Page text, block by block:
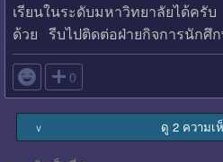
เรียนในระดับมหาวิทยาลัยได้ค
ด้วย รีบไปติดต่อฝ่ายกิจการนักศึก
 0
∨ ดู 2 ความเ